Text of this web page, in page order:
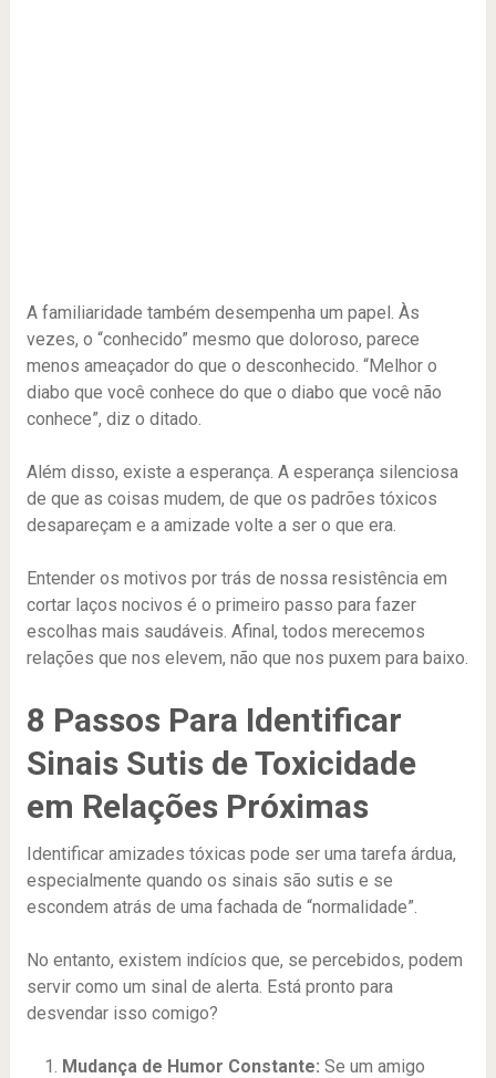
A familiaridade também desempenha um papel. Às
vezes, o “conhecido” mesmo que doloroso, parece
menos ameaçador do que o desconhecido. “Melhor o
diabo que você conhece do que o diabo que você não
conhece”, diz o ditado.
Além disso, existe a esperança. A esperança silenciosa
de que as coisas mudem, de que os padrões tóxicos
desapareçam e a amizade volte a ser o que era.
Entender os motivos por trás de nossa resistência em
cortar laços nocivos é o primeiro passo para fazer
escolhas mais saudáveis. Afinal, todos merecemos
relações que nos elevem, não que nos puxem para baixo.
8 Passos Para Identificar
Sinais Sutis de Toxicidade
em Relações Próximas
Identificar amizades tóxicas pode ser uma tarefa árdua,
especialmente quando os sinais são sutis e se
escondem atrás de uma fachada de “normalidade”.
No entanto, existem indícios que, se percebidos, podem
servir como um sinal de alerta. Está pronto para
desvendar isso comigo?
Mudança de Humor Constante: Se um amigo